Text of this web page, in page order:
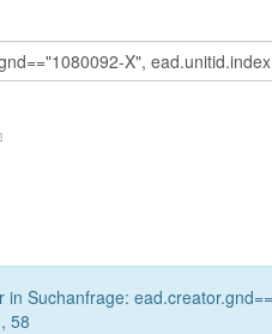
in Suchanfrage:
58